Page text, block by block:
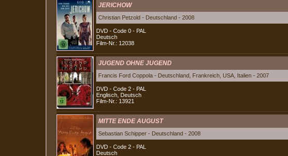
JERICHOW
Christian Petzold - Deutschland - 2008
DVD - Code 0 - PAL
Deutsch
Film-Nr.: 12038
JUGEND OHNE JUGEND
Francis Ford Coppola - Deutschland, Frankreich, USA, Italien - 2007
DVD - Code 2 - PAL
Englisch, Deutsch
Film-Nr.: 13921
MITTE ENDE AUGUST
Sebastian Schipper - Deutschland - 2008
DVD - Code 2 - PAL
Deutsch